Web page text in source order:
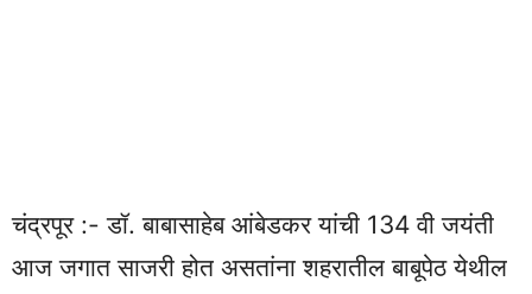
चंद्रपूर :- डॉ. बाबासाहेब आंबेडकर यांची 134 वी जयंती
आज जगात साजरी होत असतांना शहरातील बाबूपेठ येथील